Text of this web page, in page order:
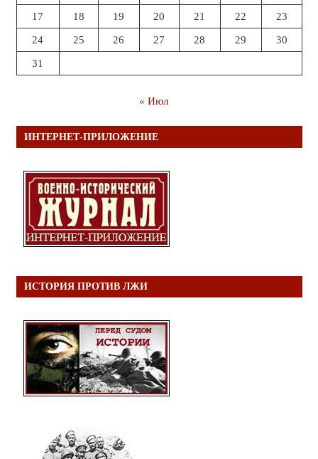
17 18 19 20 21 22 23
24 25 26 27 28 29 30
31
« Июл
ИНТЕРНЕТ-ПРИЛОЖЕНИЕ
ИСТОРИЯ ПРОТИВ ЛЖИ